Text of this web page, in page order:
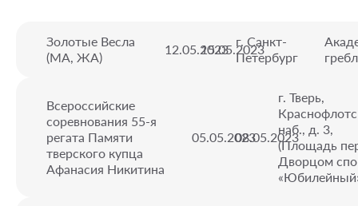
Золотые Весла
(МА, ЖА)
12.05.202315.05.2023
г. Санкт-
Петербург
Всероссийские
соревнования 55-я
регата Памяти
тверского купца
Афанасия Никитина
05.05.202308.05.2023
г. Тверь,
наб., д. 3,
(Площадь
Дворцом